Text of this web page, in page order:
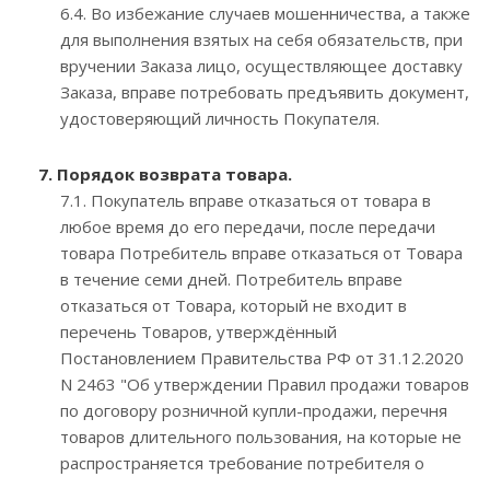
6.4. Во избежание случаев мошенничества, а также
для выполнения взятых на себя обязательств, при
вручении Заказа лицо, осуществляющее доставку
Заказа, вправе потребовать предъявить документ,
удостоверяющий личность Покупателя.
7. Порядок возврата товара.
7.1. Покупатель вправе отказаться от товара в
любое время до его передачи, после передачи
товара Потребитель вправе отказаться от Товара
в течение семи дней. Потребитель вправе
отказаться от Товара, который не входит в
перечень Товаров, утверждённый
Постановлением Правительства РФ от 31.12.2020
N 2463 "Об утверждении Правил продажи товаров
по договору розничной купли-продажи, перечня
товаров длительного пользования, на которые не
распространяется требование потребителя о